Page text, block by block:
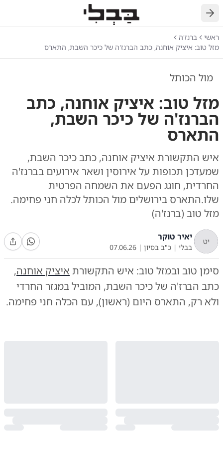
חזרה
ראשי
ברנז'ה
מזל טוב: איציק אוחנה, כתב הברנז'ה של כיכר השבת, התארס
מול הכותל
מזל טוב: איציק אוחנה, כתב
הברנז'ה של כיכר השבת,
התארס
איש התקשורת איציק אוחנה, כתב כיכר השבת,
שמעדכן תכופות על אירוסין ושאר אירועים בברנז'ה
החרדית, חוגג הפעם את השמחה הפרטית
שלו.התארס בירושלים מול הכותל לכלה חני פחימה.
מזל טוב (ברנז'ה)
יט יאיר טוקר
בבלי | כ"ב בסיון |
07.06.26
סימן טוב ובמזל טוב: איש התקשורת איציק אוחנה,
כתב הברז'ה של כיכר השבת, המוביל במגזר החרדי
ולא רק, התארס היום (ראשון), עם הכלה חני פחימה.